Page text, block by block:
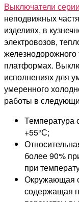
Выключатели
неподвижных
изделиях, в
электровозов,
платформах.
исполнениях для
умеренного
работы в
Температура
+55°С;
более 90%
при
Окружающая
содержащая